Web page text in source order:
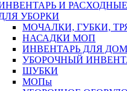
И
УБОРКИ
МОЧАЛКИ, ГУБКИ,
НАСАДКИ МОП
ИНВЕНТАРЬ ДЛЯ
УБОРОЧНЫЙ
ШУБКИ
МОПы